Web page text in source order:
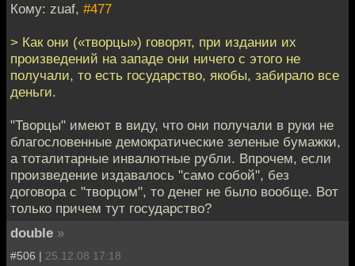
Кому: zuaf, #477
> Как они («творцы») говорят, при издании их
произведений на западе они ничего с этого не
получали, то есть государство, якобы, забирало все
деньги.
"Творцы" имеют в виду, что они получали в руки не
благословенные демократические зеленые бумажки,
а тоталитарные инвалютные рубли. Впрочем, если
произведение издавалось "само собой", без
договора с "творцом", то денег не было вообще. Вот
только причем тут государство?
double »
#506 | 25.12.08 17:18